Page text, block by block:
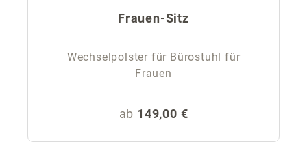
Frauen-Sitz
Wechselpolster für Bürostuhl für
Frauen
Regulärer Preis:
ab 149,00 €